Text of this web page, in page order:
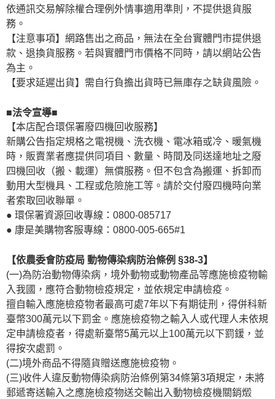
依通訊交易解除權合理例外情事適用準則，不提供退貨服
務。
【注意事項】網路售出之商品，無法在全台實體門市提供退
款、退換貨服務。若與實體門市價格不同時，請以網站公告
為主。
【要求延遲出貨】需自行負擔出貨時已無庫存之缺貨風險。
■法令宣導■
【本店配合環保署廢四機回收服務】
新購公告指定規格之電視機、洗衣機、電冰箱或冷、暖氣機
時，販賣業者應提供同項目、數量、時間及同送達地址之廢
四機回收（搬、載運）無償服務。但不包含為搬運、拆卸而
動用大型機具、工程或危險施工等。請於交付廢四機時向業
者索取回收聯單。
● 環保署資源回收專線：0800-085717
● 康是美購物客服專線：0800-005-665#1
【依農委會防疫局 動物傳染病防治條例 §38-3】
(一)為防治動物傳染病，境外動物或動物產品等應施檢疫物輸
入我國，應符合動物檢疫規定，並依規定申請檢疫。
擅自輸入應施檢疫物者最高可處7年以下有期徒刑，得併科新
臺幣300萬元以下罰金。應施檢疫物之輸入人或代理人未依規
定申請檢疫者，得處新臺幣5萬元以上100萬元以下罰鍰，並
得按次處罰。
(二)境外商品不得隨貨贈送應施檢疫物。
(三)收件人違反動物傳染病防治條例第34條第3項規定，未將
郵遞寄送輸入之應施檢疫物送交輸出入動物檢疫機關銷燬